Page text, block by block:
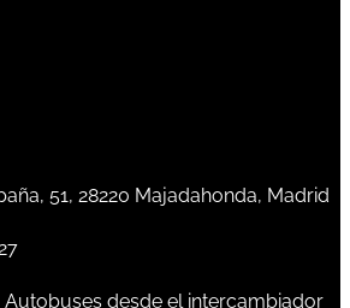
51, 28220 Majadahonda, Madrid
Autobuses desde el intercambiador